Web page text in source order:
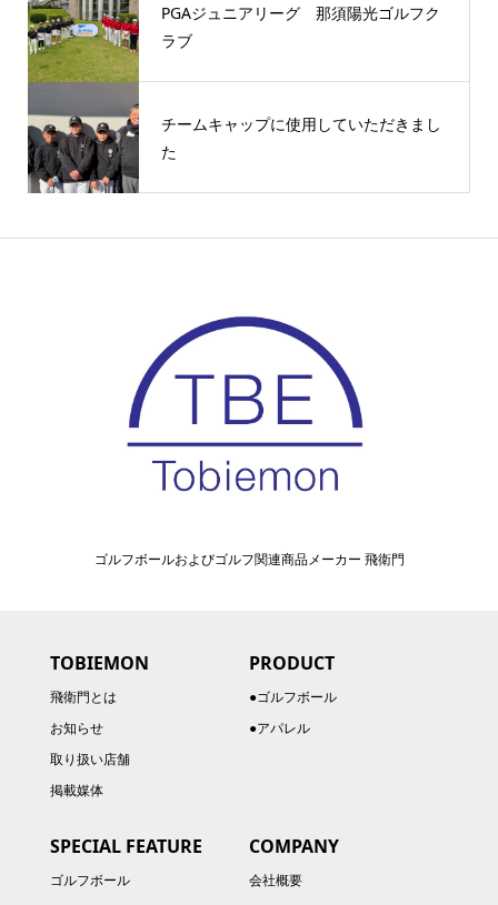
PGAジュニアリーグ 那須陽光ゴルフク
ラブ
チームキャップに使用していただきまし
た
ゴルフボールおよびゴルフ関連商品メーカー 飛衛門
TOBIEMON
飛衛門とは
お知らせ
取り扱い店舗
掲載媒体
PRODUCT
●ゴルフボール
●アパレル
SPECIAL FEATURE
ゴルフボール
COMPANY
会社概要